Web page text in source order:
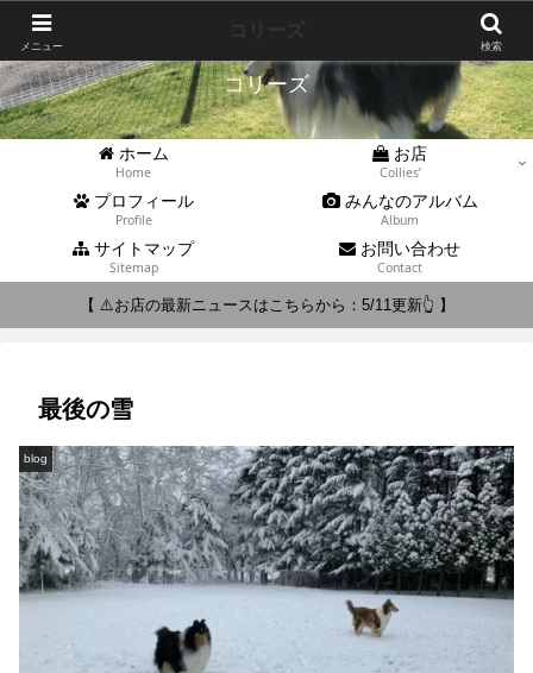
コリーズ
ホーム
Home
お店
Collies’
プロフィール
Profile
みんなのアルバム
Album
サイトマップ
Sitemap
お問い合わせ
Contact
【 ⚠️お店の最新ニュースはこちらから：5/11更新👆 】
最後の雪
blog
メニュー 検索